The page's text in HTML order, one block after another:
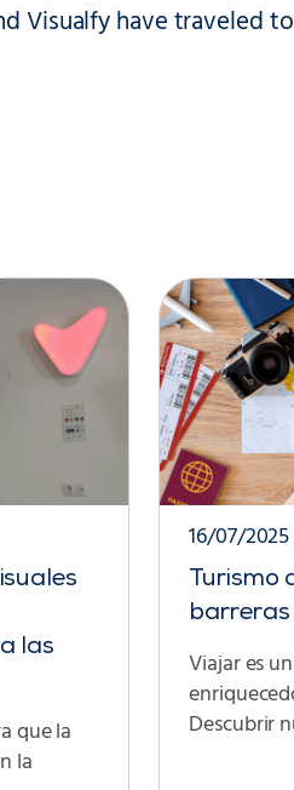
Visualfy have traveled
las
que la
la
Turismo
16/07/2025
Viajar es
Descubrir